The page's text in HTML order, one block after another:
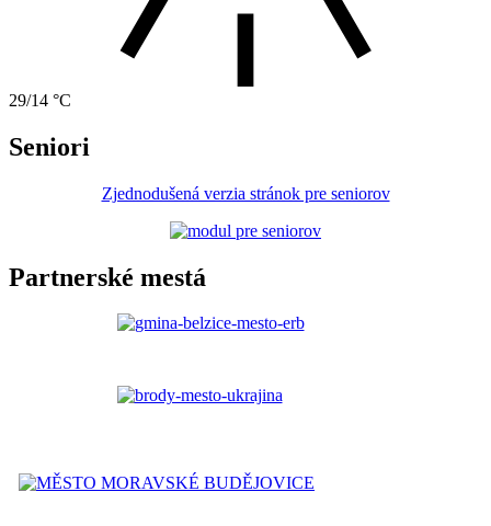
29/14 °C
Seniori
Zjednodušená verzia stránok pre seniorov
Partnerské mestá